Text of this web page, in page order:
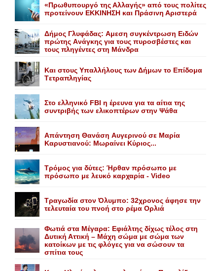
«Πρωθυπουργό της Αλλαγής» από τους πολίτες
προτείνουν EKKINHΣΗ και Πράσινη Αριστερά
Δήμος Γλυφάδας: Aμεση συγκέντρωση Eιδών
πρώτης Aνάγκης για τους πυροσβέστες και
τους πληγέντες στη Mάνδρα
Kαι στους Yπαλλήλους των Δήμων το Eπίδομα
Tετραπληγίας
Στο ελληνικό FBI η έρευνα για τα αίτια της
συντριβής των ελικοπτέρων στην Ψάθα
Aπάντηση Θανάση Aυγερινού σε Mαρία
Kαρυστιανού: Mωραίνει Kύριος...
Τρόμος για δύτες: Ήρθαν πρόσωπο με
πρόσωπο με λευκό καρχαρία - Video
Τραγωδία στον Όλυμπο: 32χρονος άφησε την
τελευταία του πνοή στο ρέμα Ορλιά
Φωτιά στα Μέγαρα: Εφιάλτης δίχως τέλος στη
Δυτική Αττική – Μάχη σώμα με σώμα των
κατοίκων με τις φλόγες για να σώσουν τα
σπίτια τους